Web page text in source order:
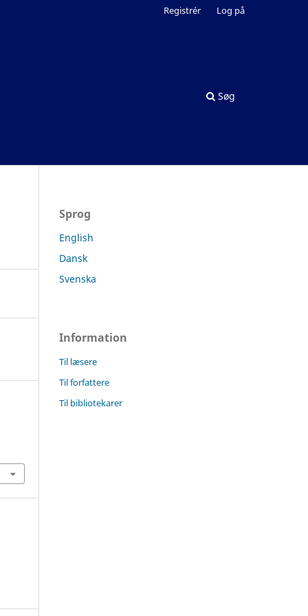
Søg
Registrér Log på
Sprog
English
Dansk
Svenska
Information
Til læsere
Til forfattere
Til bibliotekarer